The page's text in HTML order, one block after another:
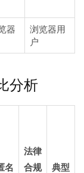
器
浏览器用
户
分析
名
法律
合规
典型